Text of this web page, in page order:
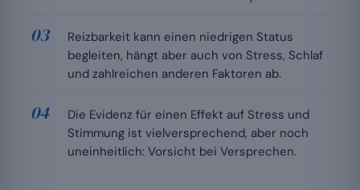
Reizbarkeit kann einen niedrigen Status
begleiten, hängt aber auch von Stress, Schlaf
und zahlreichen anderen Faktoren ab.
Die Evidenz für einen Effekt auf Stress und
Stimmung ist vielversprechend, aber noch
uneinheitlich: Vorsicht bei Versprechen.